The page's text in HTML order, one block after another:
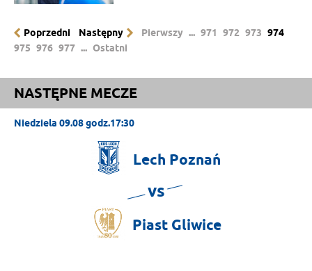
Poprzedni Następny Pierwszy ... 971 972 973 974
975 976 977 ... Ostatni
NASTĘPNE MECZE
Niedziela 09.08 godz.17:30
Lech Poznań
vs
Piast Gliwice